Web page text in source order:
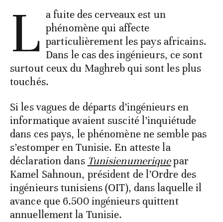
L a fuite des cerveaux est un
phénomène qui affecte
particulièrement les pays africains.
Dans le cas des ingénieurs, ce sont
surtout ceux du Maghreb qui sont les plus
touchés.
Si les vagues de départs d’ingénieurs en
informatique avaient suscité l’inquiétude
dans ces pays, le phénomène ne semble pas
s’estomper en Tunisie. En atteste la
déclaration dans Tunisienumeriquepar
Kamel Sahnoun, président de l’Ordre des
ingénieurs tunisiens (OIT), dans laquelle il
avance que 6.500 ingénieurs quittent
annuellement la Tunisie.